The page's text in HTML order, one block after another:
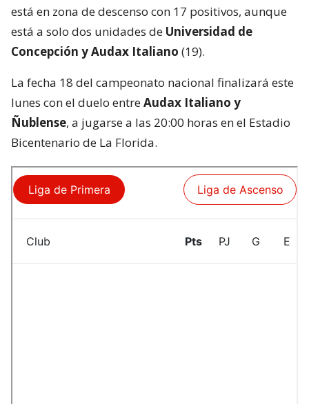
está en zona de descenso con 17 positivos, aunque
está a solo dos unidades de Universidad de
Concepción y Audax Italiano (19).
La fecha 18 del campeonato nacional finalizará este
lunes con el duelo entreAudax Italiano y
Ñublense, a jugarse a las 20:00 horas en el Estadio
Bicentenario de La Florida.